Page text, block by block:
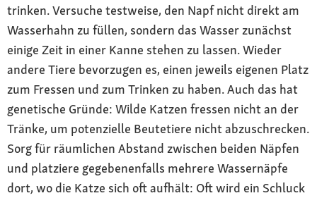
trinken. Versuche testweise, den Napf nicht direkt am
Wasserhahn zu füllen, sondern das Wasser zunächst
einige Zeit in einer Kanne stehen zu lassen. Wieder
andere Tiere bevorzugen es, einen jeweils eigenen Platz
zum Fressen und zum Trinken zu haben. Auch das hat
genetische Gründe: Wilde Katzen fressen nicht an der
Tränke, um potenzielle Beutetiere nicht abzuschrecken.
Sorg für räumlichen Abstand zwischen beiden Näpfen
und platziere gegebenenfalls mehrere Wassernäpfe
dort, wo die Katze sich oft aufhält: Oft wird ein Schluck